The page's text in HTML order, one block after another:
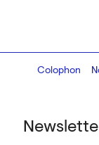
Colophon
Design: